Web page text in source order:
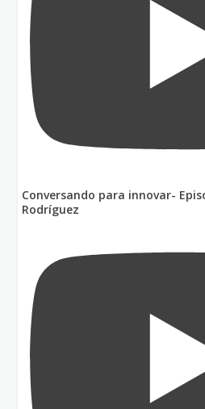
Conversando para innovar-
Rodríguez